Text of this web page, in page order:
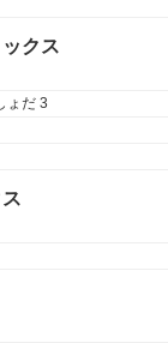
クス
ょだ 3